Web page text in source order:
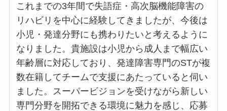
これまでの3年間で失語症・高次脳機能障害の
リハビリを中心に経験してきましたが、今後は
小児・発達分野にも携わりたいと考えるように
なりました。貴施設は小児から成人まで幅広い
年齢層に対応しており、発達障害専門のSTが複
数在籍してチームで支援にあたっていると伺い
ました。スーパービジョンを受けながら新しい
専門分野を開拓できる環境に魅力を感じ、応募